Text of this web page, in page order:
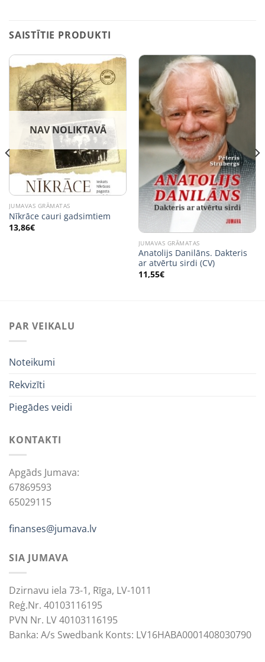
SAISTĪTIE PRODUKTI
NAV NOLIKTAVĀ
JUMAVAS GRĀMATAS
Nīkrāce cauri gadsimtiem
13,86€
JUMAVAS GRĀMATAS
Anatolijs Danilāns. Dakteris
ar atvērtu sirdi (CV)
11,55€
PAR VEIKALU
Noteikumi
Rekvizīti
Piegādes veidi
KONTAKTI
Apgāds Jumava:
67869593
65029115
finanses@jumava.lv
SIA JUMAVA
Dzirnavu iela 73-1, Rīga, LV-1011
Reģ.Nr. 40103116195
PVN Nr. LV 40103116195
Banka: A/s Swedbank Konts: LV16HABA0001408030790